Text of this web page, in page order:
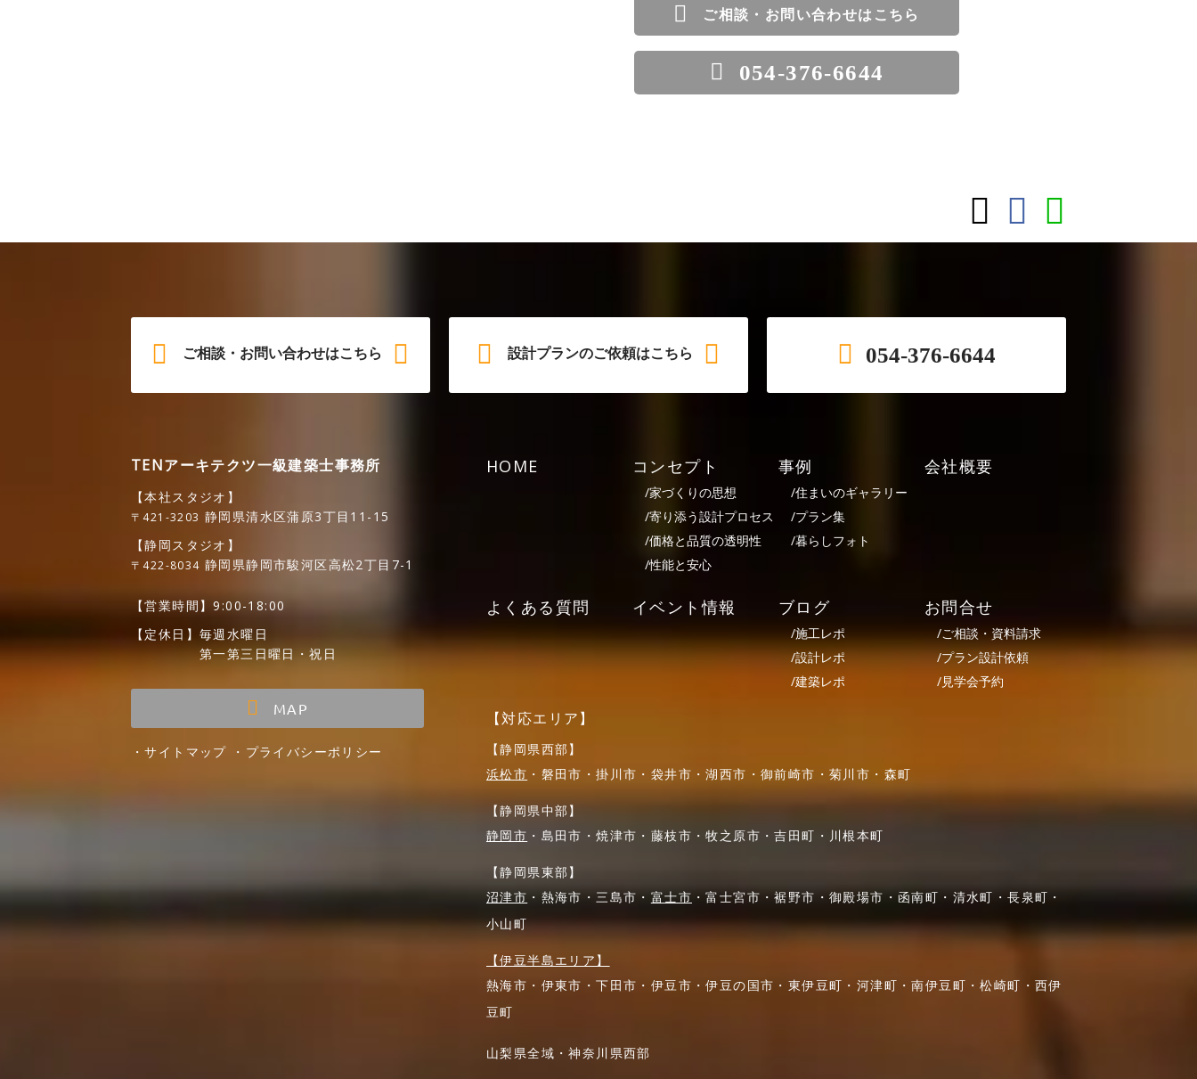
ご相談・お問い合わせはこちら
054-376-6644
ご相談・お問い合わせはこちら 設計プランのご依頼はこちら 054-376-6644
TENアーキテクツ一級建築士事務所
【本社スタジオ】
〒421-3203 静岡県清水区蒲原3丁目11-15
【静岡スタジオ】
〒422-8034 静岡県静岡市駿河区高松2丁目7-1
【営業時間】9:00-18:00
【定休日】 毎週水曜日
第一第三日曜日・祝日
MAP
・サイトマップ ・ プライバシーポリシー
HOME コンセプト
/家づくりの思想
/寄り添う設計プロセス
/価格と品質の透明性
/性能と安心
事例
/住まいのギャラリー
/プラン集
/暮らしフォト
会社概要
よくある質問 イベント情報 ブログ
/施工レポ
/設計レポ
/建築レポ
お問合せ
/ご相談・資料請求
/プラン設計依頼
/見学会予約
【対応エリア】
【静岡県西部】
浜松市 ・磐田市・掛川市・袋井市・湖西市・御前崎市・菊川市・森町
【静岡県中部】
静岡市 ・島田市・焼津市・藤枝市・牧之原市・吉田町・川根本町
【静岡県東部】
沼津市 ・熱海市・三島市・ 富士市 ・富士宮市・裾野市・御殿場市・函南町・清水町・長泉町・
小山町
【伊豆半島エリア】
熱海市・伊東市・下田市・伊豆市・伊豆の国市・東伊豆町・河津町・南伊豆町・松崎町・西伊
豆町
山梨県全域・神奈川県西部